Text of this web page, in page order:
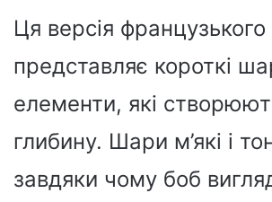
Ця версія
представляє короткі
елементи, які
глибину. Шари м’які і
завдяки чому боб